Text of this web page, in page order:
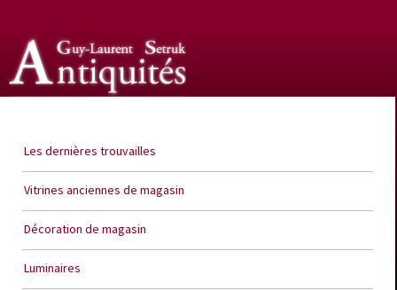
Les dernières trouvailles
Vitrines anciennes de magasin
Décoration de magasin
Luminaires